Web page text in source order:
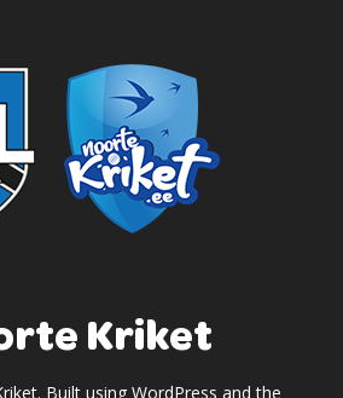
Kriket
Built using WordPress and the